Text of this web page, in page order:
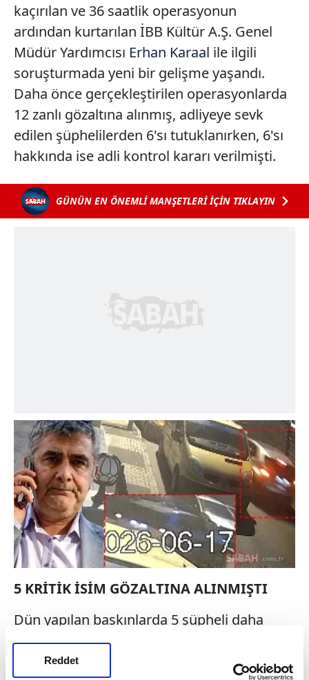
Reddet
kaçırılan ve 36 saatlik operasyonun
ardından kurtarılan İBB Kültür A.Ş. Genel
Müdür Yardımcısı Erhan Karaal ile ilgili
soruşturmada yeni bir gelişme yaşandı.
Daha önce gerçekleştirilen operasyonlarda
12 zanlı gözaltına alınmış, adliyeye sevk
edilen şüphelilerden 6'sı tutuklanırken, 6'sı
hakkında ise adli kontrol kararı verilmişti.
GÜNÜN EN ÖNEMLİ MANŞETLERİ İÇİN TIKLAYIN
5 KRİTİK İSİM GÖZALTINA ALINMIŞTI
Dün yapılan baskınlarda 5 şüpheli daha
gözaltına alınmıştı. Yakalanan 5 şüpheliden
4'ünün Karaal'ın kaçırılmasında yer alan